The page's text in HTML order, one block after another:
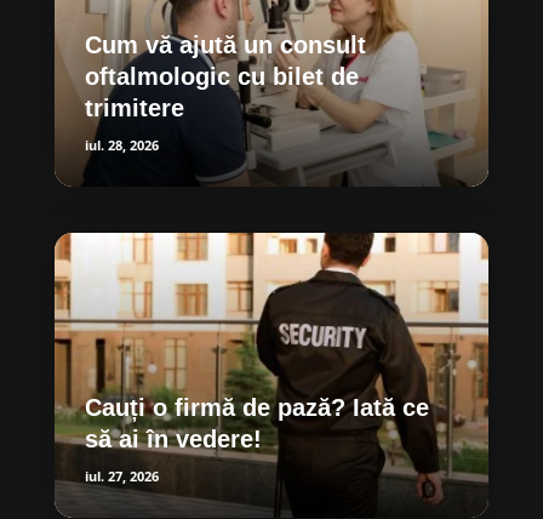
Cum vă ajută un consult
oftalmologic cu bilet de
trimitere
iul. 28, 2026
Cauți o firmă de pază? Iată ce
să ai în vedere!
iul. 27, 2026